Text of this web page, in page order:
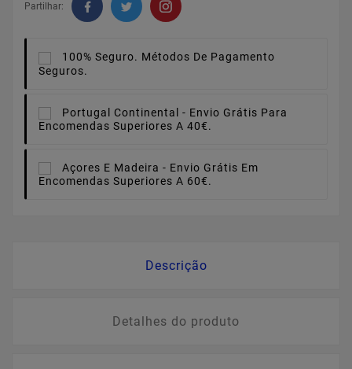
Partilhar:
100% Seguro. Métodos De Pagamento
Seguros.
Portugal Continental - Envio Grátis Para
Encomendas Superiores A 40€.
Açores E Madeira - Envio Grátis Em
Encomendas Superiores A 60€.
Descrição
Detalhes do produto